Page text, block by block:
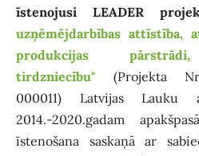
īstenojusi LEADER
uzņēmējdarbības attīstība,
produkcijas
tirdzniecību"
(Projekta
000011) Latvijas Lauku
2014.-2020.gadam
īstenošana saskaņā ar